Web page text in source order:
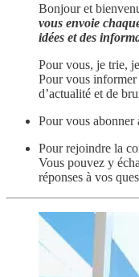
Bonjour et
vous envoie
idées et des
Pour vous, je trie,
Pour vous
d’actualité et de
Pour vous abonner
Pour rejoindre la
Vous pouvez y
réponses à vos